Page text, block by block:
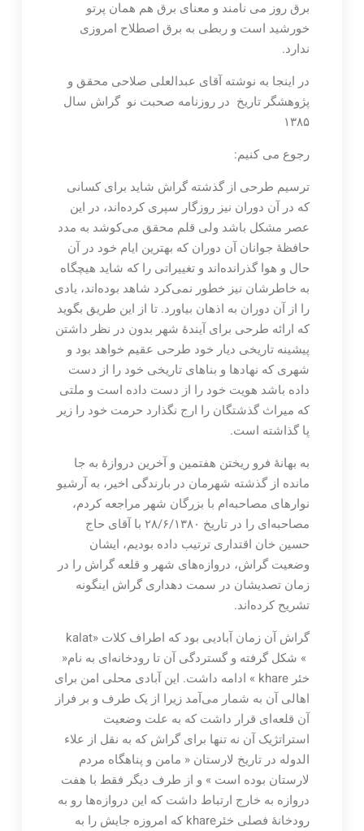
برق روز می نامند و معنای برق هم همان پرتو
خورشید است و ربطی به برق اصطلاح امروزی
ندارد.
در اینجا به نوشته آقای عبدالعلی صلاحی محقق و
پژوهشگر تاریخ در روزنامه صحبت نو گراش سال
۱۳۸۵
رجوع می کنیم:
ترسیم طرحی از گذشته گراش شاید برای کسانی
که در آن دوران نیز روزگار سپری کرده‌اند، در این
عصر مشکل باشد ولی قلم محقق می‌کوشد به مدد
حافظۀ جوانان آن دوران که بهترین ایام خود در آن
حال و هوا گذرانده‌اند و تغییراتی را که شاید هیچگاه
به خاطرشان نیز خطور نمی‌کرد شاهد بوده‌اند، یادی
را از آن دوران به اذهان بیاورد. تا از این طریق بگوید
که ارائه طرحی برای آیندۀ شهر بدون در نظر داشتن
پیشینه تاریخی دیار خود طرحی عقیم خواهد بود و
شهری که نهادها و بناهای تاریخی خود را از دست
داده باشد هویت خود را از دست داده است و ملتی
که میراث گذشتگان را ارج نگذارد حرمت خود را زیر
پا گذاشته است.
به بهانۀ فرو ریختن هفتمین و آخرین دروازۀ به جا
مانده از گذشته شهرمان در بارندگی اخیر، به آرشیو
نوارهای مصاحبه‌ام با بزرگان شهر مراجعه کردم،
مصاحبه‌ای را در تاریخ ۲۸/۶/۱۳۸۰ با آقای حاج
حسین خان اقتداری ترتیب داده بودیم، ایشان
وضعیت گراش، دروازه‌های شهر و قلعه گراش را در
زمان تصدیشان در سمت دهداری گراش اینگونه
تشریح کرده‌اند.
گراش آن زمان آبادیی بود که اطراف کلات «kalat
» شکل گرفته و گستردگی آن تا رودخانه‌ای به نام«
خئر khare » ادامه داشت. این آبادی محلی امن برای
اهالی آن به شمار می‌آمد زیرا از یک طرف و بر فراز
آن قلعه‌ای قرار داشت که به علت وضعیت
استراتژیک آن نه تنها برای گراش که به نقل از علاء
الدوله در تاریخ لارستان « مامن و پناهگاه مردم
لارستان بوده است » و از طرف دیگر فقط با هفت
دروازه به خارج ارتباط داشت که این دروازه‌ها رو به
رودخانۀ فصلی خئرkhare که امروزه جایش را به